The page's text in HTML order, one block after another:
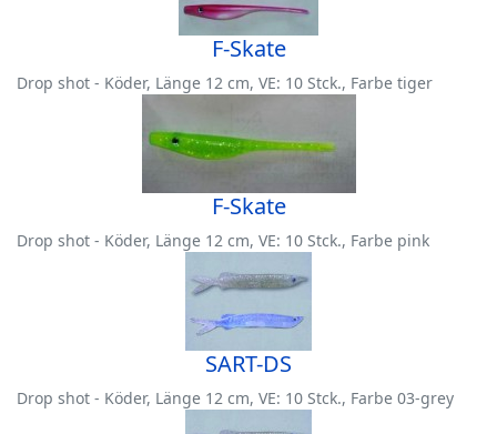
F-Skate
Drop shot - Köder, Länge 12 cm, VE: 10 Stck., Farbe tiger
F-Skate
Drop shot - Köder, Länge 12 cm, VE: 10 Stck., Farbe pink
SART-DS
Drop shot - Köder, Länge 12 cm, VE: 10 Stck., Farbe 03-grey